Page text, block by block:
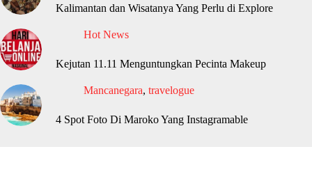
Kalimantan dan Wisatanya Yang Perlu di Explore
Hot News
Kejutan 11.11 Menguntungkan Pecinta Makeup
Mancanegara, travelogue
4 Spot Foto Di Maroko Yang Instagramable